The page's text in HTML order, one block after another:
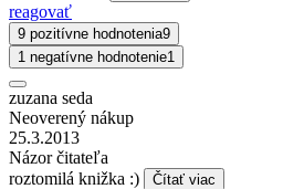
reagovať
9 pozitívne hodnotenia9
1 negatívne hodnotenie1
zuzana seda
Neoverený nákup
25.3.2013
Názor čitateľa
roztomilá knižka :)
Čítať viac